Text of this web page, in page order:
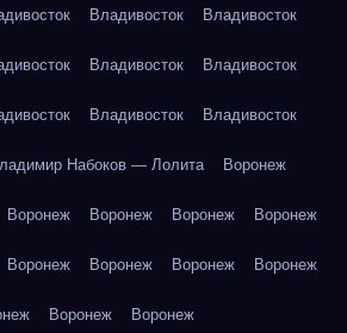
Владивосток Владивосток
Владивосток Владивосток
Владивосток Владивосток
Набоков — Лолита Воронеж
Воронеж Воронеж Воронеж Воронеж
Воронеж Воронеж Воронеж Воронеж
Воронеж Воронеж